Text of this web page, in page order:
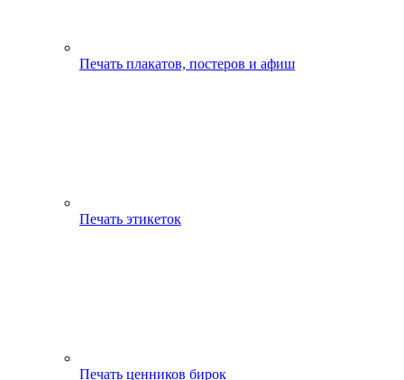
Печать плакатов, постеров и афиш
Печать этикеток
Печать ценников бирок